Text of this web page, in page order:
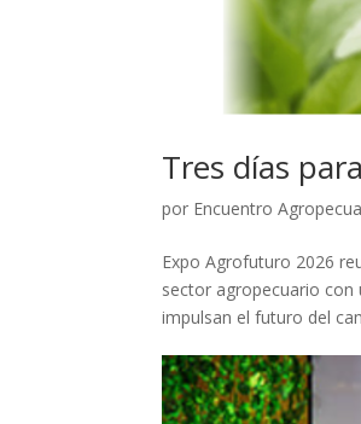
Tres días
por Encuentro
Expo Agrofuturo 2026
sector agropecuario con
impulsan el futuro del